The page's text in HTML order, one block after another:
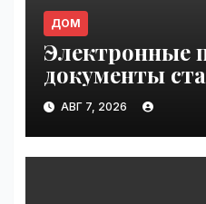
ДОМ
Электронные
документы
2026 года:
переходу |
АВГ 7, 2026